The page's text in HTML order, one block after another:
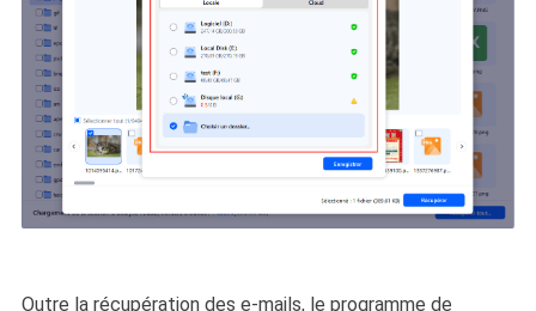
Outre la récupération des e-mails, le programme de